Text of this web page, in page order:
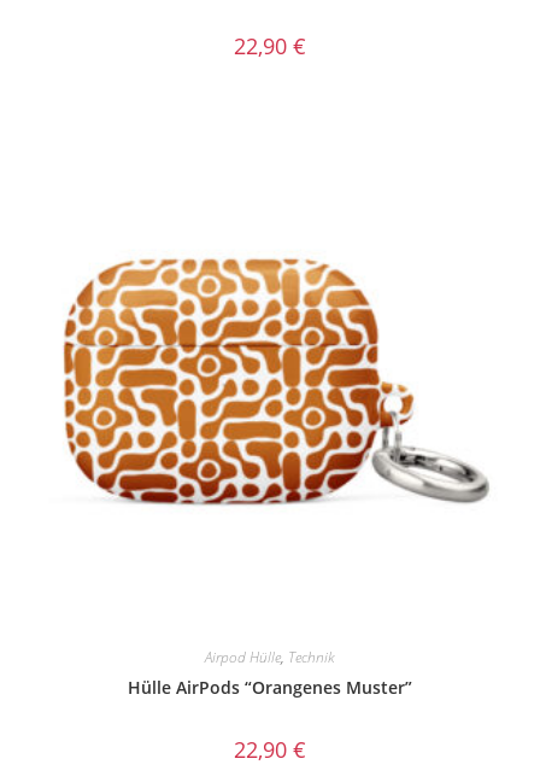
22,90 €
Airpod Hülle, Technik
Hülle AirPods “Orangenes Muster”
22,90 €